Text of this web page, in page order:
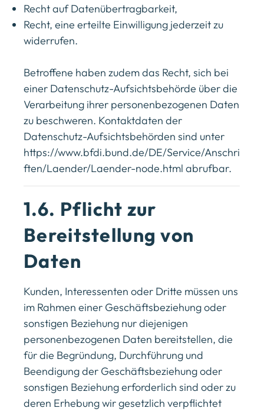
Recht auf Datenübertragbarkeit,
Recht, eine erteilte Einwilligung jederzeit zu
widerrufen.
Betroffene haben zudem das Recht, sich bei
einer Datenschutz-Aufsichtsbehörde über die
Verarbeitung ihrer personenbezogenen Daten
zu beschweren. Kontaktdaten der
Datenschutz-Aufsichtsbehörden sind unter
https://www.bfdi.bund.de/DE/Service/Anschri
ften/Laender/Laender-node.html abrufbar.
1.6. Pflicht zur
Bereitstellung von
Daten
Kunden, Interessenten oder Dritte müssen uns
im Rahmen einer Geschäftsbeziehung oder
sonstigen Beziehung nur diejenigen
personenbezogenen Daten bereitstellen, die
für die Begründung, Durchführung und
Beendigung der Geschäftsbeziehung oder
sonstigen Beziehung erforderlich sind oder zu
deren Erhebung wir gesetzlich verpflichtet